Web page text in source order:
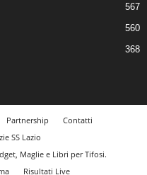
567
560
368
Partnership
Contatti
SS Lazio
Maglie e Libri per Tifosi.
Risultati Live